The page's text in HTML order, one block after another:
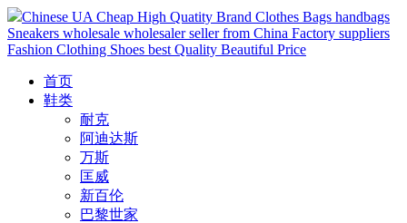
Chinese UA Cheap High Quatity Brand Clothes Bags handbags
Sneakers wholesale wholesaler seller from China Factory suppliers
Fashion Clothing Shoes best Quality Beautiful Price
首页
鞋类
耐克
阿迪达斯
万斯
匡威
新百伦
巴黎世家